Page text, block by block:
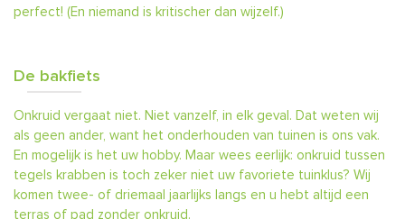
perfect! (En niemand is kritischer dan wijzelf.)
De bakfiets
Onkruid vergaat niet. Niet vanzelf, in elk geval. Dat weten wij
als geen ander, want het onderhouden van tuinen is ons vak.
En mogelijk is het uw hobby. Maar wees eerlijk: onkruid tussen
tegels krabben is toch zeker niet uw favoriete tuinklus? Wij
komen twee- of driemaal jaarlijks langs en u hebt altijd een
terras of pad zonder onkruid.